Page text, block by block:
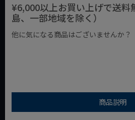
¥6,000以上お買い上げで送料
島、一部地域を除く）
他に気になる商品はございませんか？
商品説明